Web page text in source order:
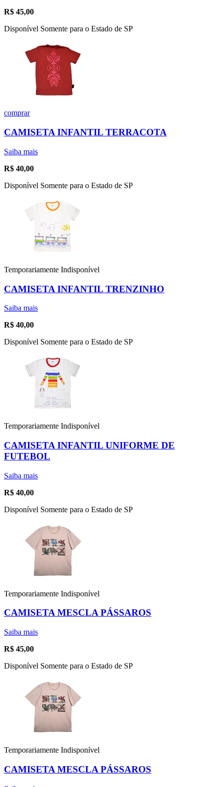
R$ 45,00
Disponível Somente para o Estado de SP
comprar
CAMISETA INFANTIL TERRACOTA
Saiba mais
R$ 40,00
Disponível Somente para o Estado de SP
Temporariamente Indisponível
CAMISETA INFANTIL TRENZINHO
Saiba mais
R$ 40,00
Disponível Somente para o Estado de SP
Temporariamente Indisponível
CAMISETA INFANTIL UNIFORME DE
FUTEBOL
Saiba mais
R$ 40,00
Disponível Somente para o Estado de SP
Temporariamente Indisponível
CAMISETA MESCLA PÁSSAROS
Saiba mais
R$ 45,00
Disponível Somente para o Estado de SP
Temporariamente Indisponível
CAMISETA MESCLA PÁSSAROS